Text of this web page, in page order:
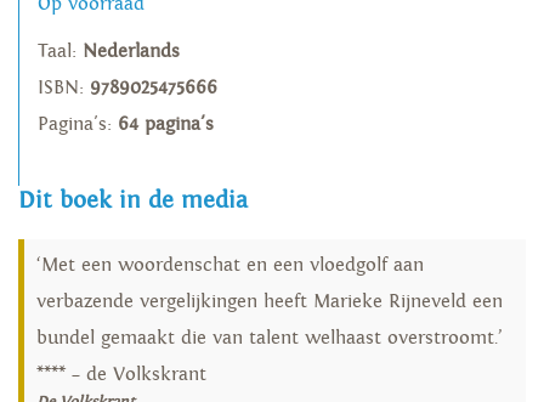
Taal: Nederlands
ISBN: 9789025475666
Pagina's: 64 pagina's
Dit boek in de media
‘Met een woordenschat en een vloedgolf aan
verbazende vergelijkingen heeft Marieke Rijneveld een
bundel gemaakt die van talent welhaast overstroomt.’
**** – de Volkskrant